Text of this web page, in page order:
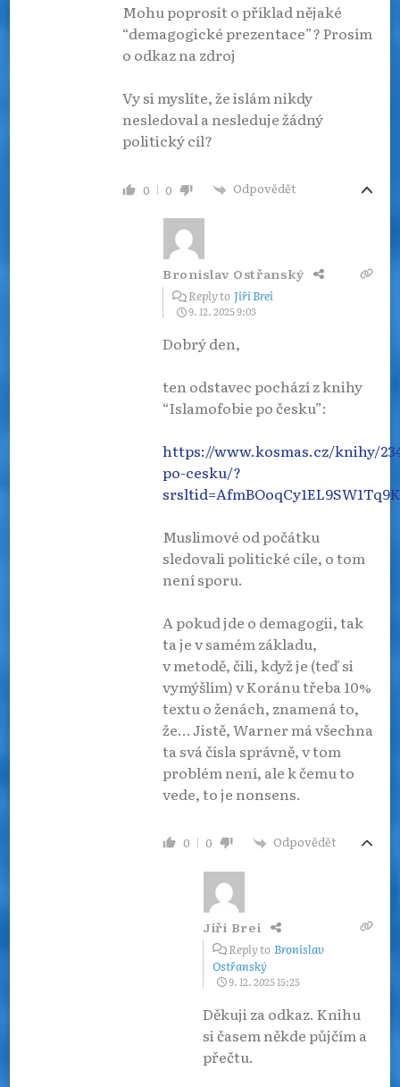
Mohu poprosit o příklad nějaké
“demagogické prezentace”? Prosím
o odkaz na zdroj
Vy si myslíte, že islám nikdy
nesledoval a nesleduje žádný
politický cíl?
0 0 Odpovědět
Bronislav Ostřanský
Reply to Jiří Brei
9. 12. 2025 9:03
Dobrý den,
ten odstavec pochází z knihy
“Islamofobie po česku”:
https://www.kosmas.cz/knihy/
po-cesku/?
Muslimové od počátku
sledovali politické cíle, o tom
není sporu.
A pokud jde o demagogii, tak
ta je v samém základu,
v metodě, čili, když je (teď si
vymýšlím) v Koránu třeba 10%
textu o ženách, znamená to,
že… Jistě, Warner má všechna
ta svá čísla správně, v tom
problém není, ale k čemu to
vede, to je nonsens.
0 0 Odpovědět
Jiří Brei
Reply toBronislav
Ostřanský
9. 12. 2025 15:25
Děkuji za odkaz. Knihu
si časem někde půjčím a
přečtu.